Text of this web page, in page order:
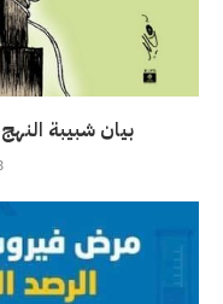
بيان شبيبة